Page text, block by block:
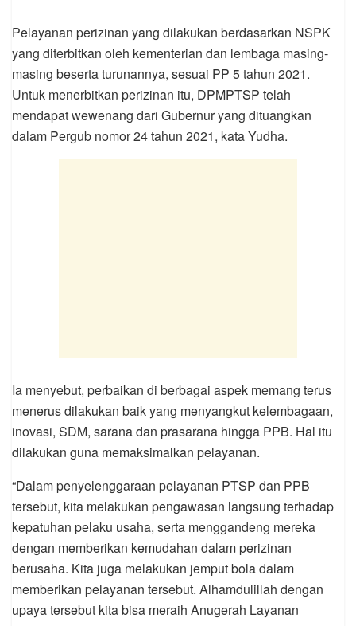
Pelayanan perizinan yang dilakukan berdasarkan NSPK
yang diterbitkan oleh kementerian dan lembaga masing-
masing beserta turunannya, sesuai PP 5 tahun 2021.
Untuk menerbitkan perizinan itu, DPMPTSP telah
mendapat wewenang dari Gubernur yang dituangkan
dalam Pergub nomor 24 tahun 2021, kata Yudha.
Ia menyebut, perbaikan di berbagai aspek memang terus
menerus dilakukan baik yang menyangkut kelembagaan,
inovasi, SDM, sarana dan prasarana hingga PPB. Hal itu
dilakukan guna memaksimalkan pelayanan.
“Dalam penyelenggaraan pelayanan PTSP dan PPB
tersebut, kita melakukan pengawasan langsung terhadap
kepatuhan pelaku usaha, serta menggandeng mereka
dengan memberikan kemudahan dalam perizinan
berusaha. Kita juga melakukan jemput bola dalam
memberikan pelayanan tersebut. Alhamdulillah dengan
upaya tersebut kita bisa meraih Anugerah Layanan